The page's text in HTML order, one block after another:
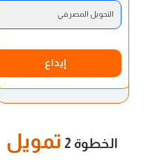
التحويل المصرفي
الخطوة 2 تمويل